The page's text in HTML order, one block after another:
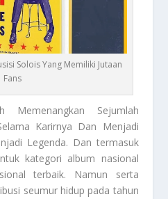
Solois Yang Memiliki Jutaan
Fans
Memenangkan Sejumlah
Karirnya Dan Menjadi
Legenda. Dan termasuk
kategori album nasional
terbaik. Namun serta
seumur hidup pada tahun